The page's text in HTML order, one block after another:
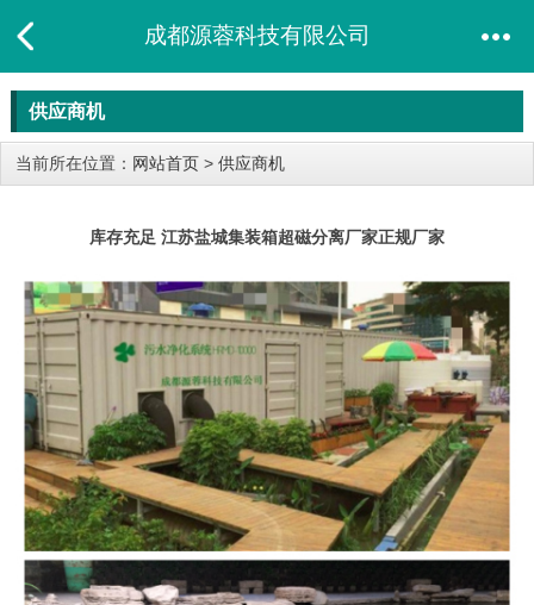
成都源蓉科技有限公司
供应商机
当前所在位置： 网站首页 > 供应商机
库存充足 江苏盐城集装箱超磁分离厂家正规厂家